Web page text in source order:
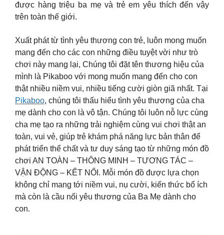
được hàng triệu ba mẹ và trẻ em yêu thích đến vậy
trên toàn thế giới.
Xuất phát từ tình yêu thương con trẻ, luôn mong muốn
mang đến cho các con những điều tuyệt vời như trò
chơi này mang lại, Chúng tôi đặt tên thương hiệu của
mình là Pikaboo với mong muốn mang đến cho con
thật nhiều niềm vui, nhiều tiếng cười giòn giã nhất. Tại
Pikaboo, chúng tôi thấu hiểu tình yêu thương của cha
mẹ dành cho con là vô tận. Chúng tôi luôn nỗ lực cùng
cha mẹ tạo ra những trải nghiệm cùng vui chơi thật an
toàn, vui vẻ, giúp trẻ khám phá năng lực bản thân để
phát triển thể chất và tư duy sáng tạo từ những món đồ
chơi AN TOÀN – THÔNG MINH – TƯƠNG TÁC –
VẬN ĐỘNG – KẾT NỐI. Mỗi món đồ được lựa chọn
không chỉ mang tới niềm vui, nụ cười, kiến thức bổ ích
mà còn là cầu nối yêu thương của Ba Mẹ dành cho
con.